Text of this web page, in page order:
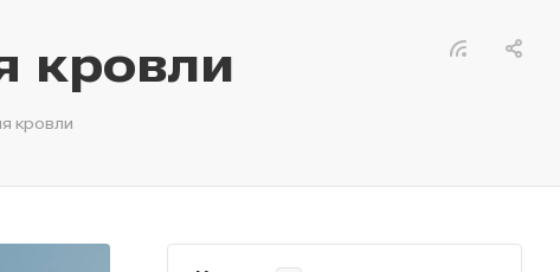
кровли
кровли